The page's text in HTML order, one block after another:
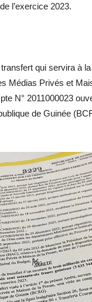
l’exercice 2023.
qui servira à
Médias Privés et
N° 2011000023
de Guinée